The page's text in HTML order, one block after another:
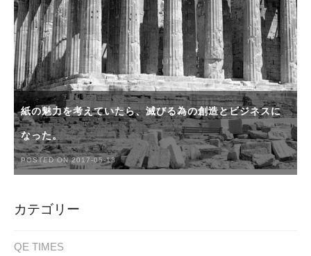
紙の魅力を考えていたら、滅びる為の創造とビジネスに
なった。
POSTED ON 2017-05-13
カテゴリー
QE TIMES